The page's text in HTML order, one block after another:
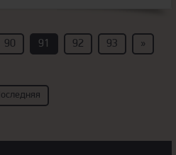
90 91 92 93 »